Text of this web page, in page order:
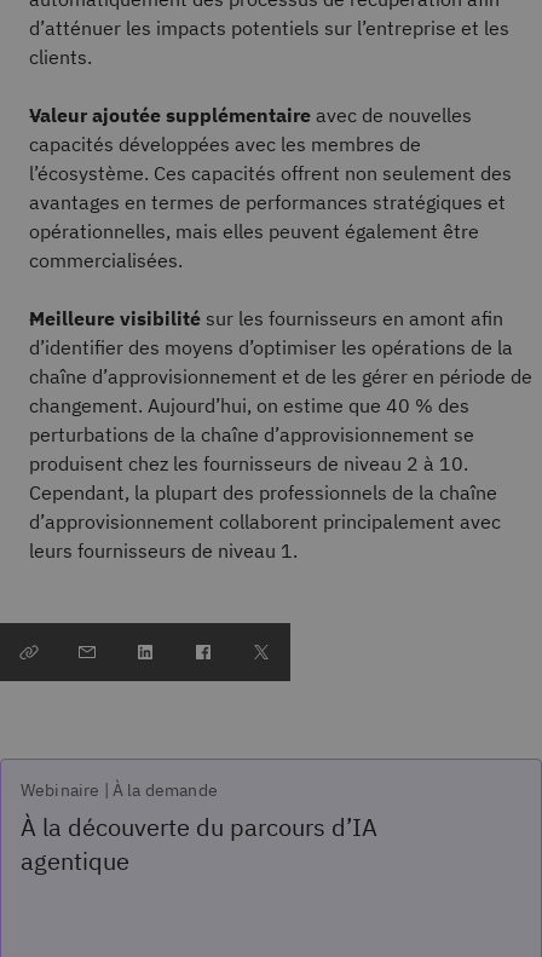
d’atténuer les impacts potentiels sur l’entreprise et les
clients.
Valeur ajoutée supplémentaire avec de nouvelles
capacités développées avec les membres de
l’écosystème. Ces capacités offrent non seulement des
avantages en termes de performances stratégiques et
opérationnelles, mais elles peuvent également être
commercialisées.
Meilleure visibilité sur les fournisseurs en amont afin
d’identifier des moyens d’optimiser les opérations de la
chaîne d’approvisionnement et de les gérer en période de
changement. Aujourd’hui, on estime que 40 % des
perturbations de la chaîne d’approvisionnement se
produisent chez les fournisseurs de niveau 2 à 10.
Cependant, la plupart des professionnels de la chaîne
d’approvisionnement collaborent principalement avec
leurs fournisseurs de niveau 1.
Webinaire | À la demande
À la découverte du parcours d’IA
agentique